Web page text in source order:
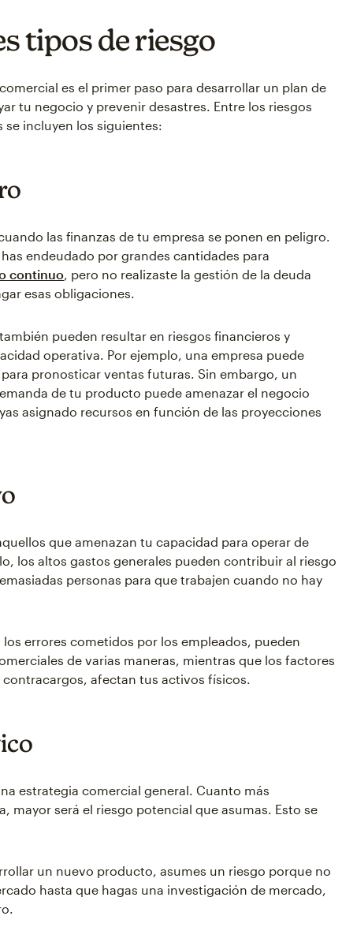
tipos de riesgo
es el primer paso para desarrollar un plan de
tu negocio y prevenir desastres. Entre los riesgos
se incluyen los siguientes:
las finanzas de tu empresa se ponen en peligro.
endeudado por grandes cantidades para
continuo, pero no realizaste la gestión de la deuda
esas obligaciones.
pueden resultar en riesgos financieros y
operativa. Por ejemplo, una empresa puede
para pronosticar ventas futuras. Sin embargo, un
de tu producto puede amenazar el negocio
asignado recursos en función de las proyecciones
que amenazan tu capacidad para operar de
los altos gastos generales pueden contribuir al riesgo
personas para que trabajen cuando no hay
errores cometidos por los empleados, pueden
de varias maneras, mientras que los factores
afectan tus activos físicos.
estrategia comercial general. Cuanto más
mayor será el riesgo potencial que asumas. Esto se
un nuevo producto, asumes un riesgo porque no
hasta que hagas una investigación de mercado,